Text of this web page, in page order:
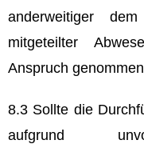
anderweitiger
mitgeteilter
Anspruch
8.3 Sollte die
aufgrund